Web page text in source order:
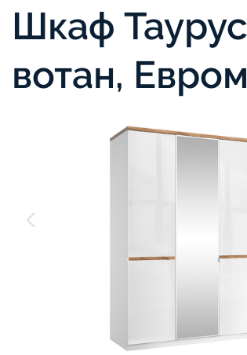
Шкаф
вотан,